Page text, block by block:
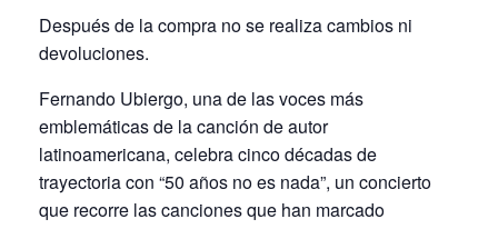
Después de la compra no se realiza cambios ni
devoluciones.
Fernando Ubiergo, una de las voces más
emblemáticas de la canción de autor
latinoamericana, celebra cinco décadas de
trayectoria con “50 años no es nada”, un concierto
que recorre las canciones que han marcado